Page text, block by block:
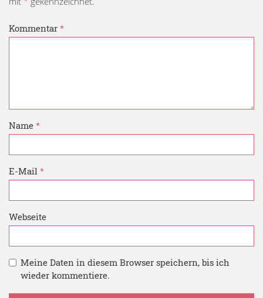
Kommentar *
Name *
E-Mail *
Webseite
Meine Daten in diesem Browser speichern, bis ich
wieder kommentiere.